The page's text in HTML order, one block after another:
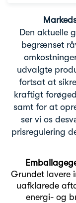
Den aktuelle
begrænset
udvalgte
fortsat at
kraftigt
samt for at
ser vi os
prisregulering
Grundet lavere
uafklarede
energi- og